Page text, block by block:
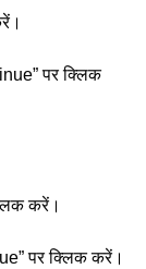
पर क्लिक
करें।
पर क्लिक करें।